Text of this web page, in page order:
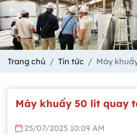
Trang chủ Tin tức Máy
Máy khuấy 50 lít quay
25/07/2025 10:09 AM